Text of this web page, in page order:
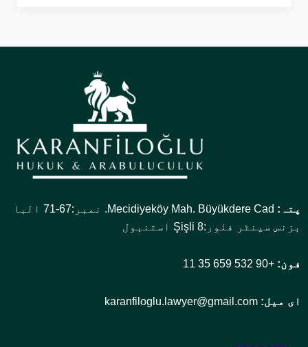
پتہ:
Mecidiyeköy Mah. Büyükdere Cad. نمبر:67-71 البا
بزنس سینٹر فلور:8 Şişli استنبول
فون: +90 532 659 35 11
ای میل: karanfiloglu.lawyer@gmail.com